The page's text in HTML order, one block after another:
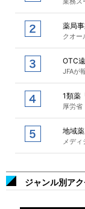
薬局
クオ
OTC
JFAが
1類薬
厚労省
地域
メデ
ジャンル別ア